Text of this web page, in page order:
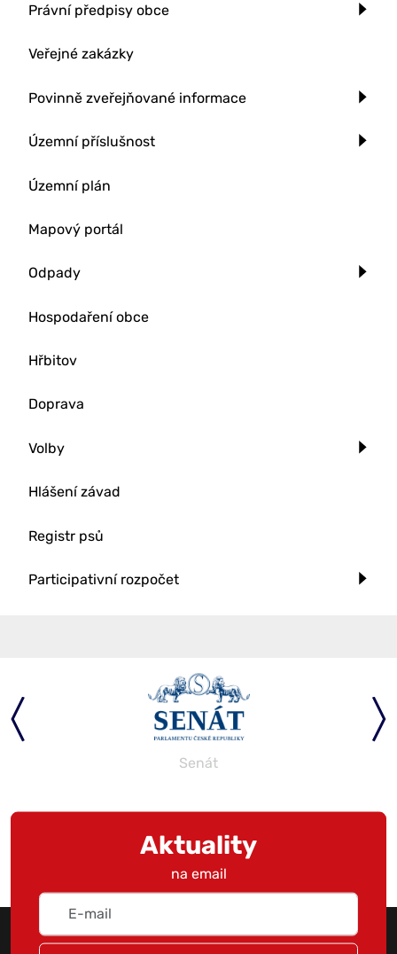
Právní předpisy obce
Veřejné zakázky
Povinně zveřejňované informace
Územní příslušnost
Územní plán
Mapový portál
Odpady
Hospodaření obce
Hřbitov
Doprava
Volby
Hlášení závad
Registr psů
Participativní rozpočet
Senát
Aktuality
na email